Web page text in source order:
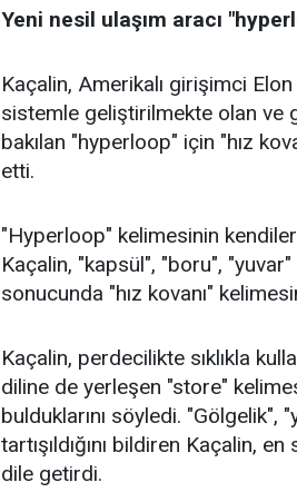
Yeni nesil ulaşım aracı
Kaçalin, Amerikalı girişimci
sistemle geliştirilmekte olan ve
bakılan "hyperloop" için "hız
etti.
"Hyperloop" kelimesinin
Kaçalin, "kapsül", "boru",
sonucunda "hız kovanı"
Kaçalin, perdecilikte sıklıkla
diline de yerleşen "store"
bulduklarını söyledi. "Gölgelik",
tartışıldığını bildiren Kaçalin,
dile getirdi.